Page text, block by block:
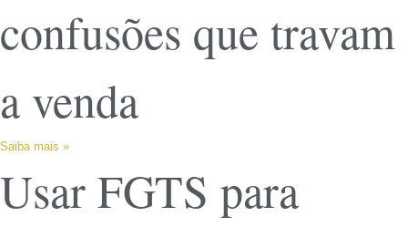
confusões que travam
a venda
Saiba mais »
Usar FGTS para